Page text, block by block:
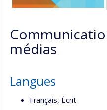
médias
Langues
Français, Écrit